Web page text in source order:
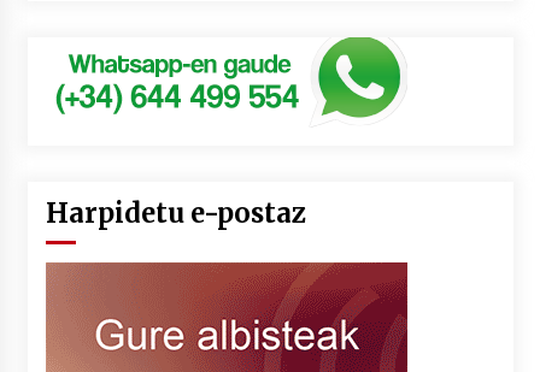
Harpidetu e-postaz